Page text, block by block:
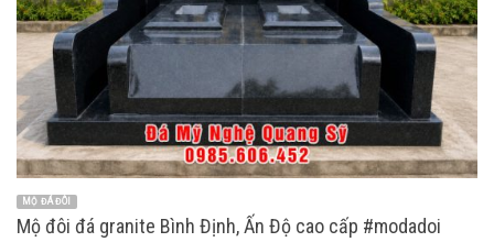
MỘ ĐÁ ĐÔI
Mộ đôi đá granite Bình Định, Ấn Độ cao cấp #modadoi